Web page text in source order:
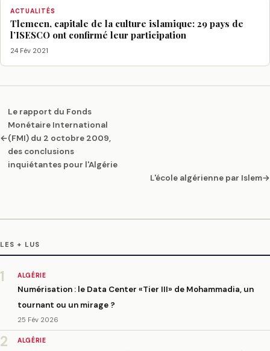
ACTUALITÉS
Tlemcen, capitale de la culture islamique: 29 pays de
l’ISESCO ont confirmé leur participation
24 Fév 2021
←
Le rapport du Fonds
Monétaire International
(FMI) du 2 octobre 2009,
des conclusions
inquiétantes pour l'Algérie
L'école algérienne par Islem→
LES + LUS
1 ALGÉRIE
Numérisation : le Data Center «Tier III» de Mohammadia, un
tournant ou un mirage ?
25 Fév 2026
2 ALGÉRIE